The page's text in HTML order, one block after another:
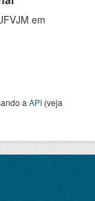
em
a API (veja